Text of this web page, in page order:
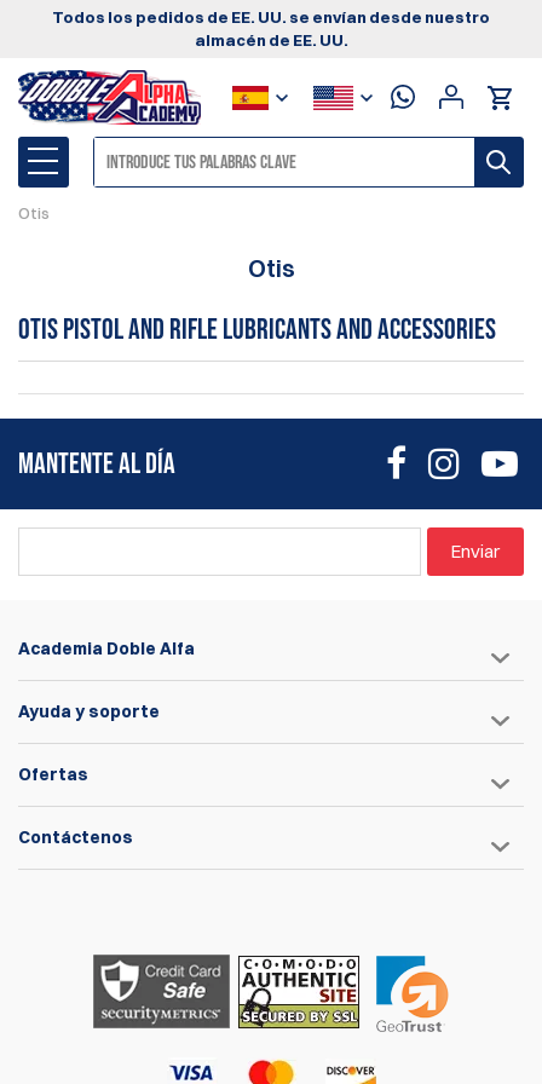
Todos los pedidos de EE. UU. se envían desde nuestro
almacén de EE. UU.
Otis
Otis
Otis pistol and rifle lubricants and accessories
MANTENTE AL DÍA
Enviar
Academia Doble Alfa
Ayuda y soporte
Ofertas
Contáctenos